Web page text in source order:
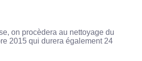
on procèdera au nettoyage du
2015 qui durera également 24